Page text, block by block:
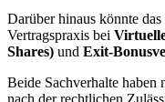
Darüber hinaus könnte
Vertragspraxis bei
Shares) und Exit-
Beide Sachverhalte haben
nach der rechtlichen